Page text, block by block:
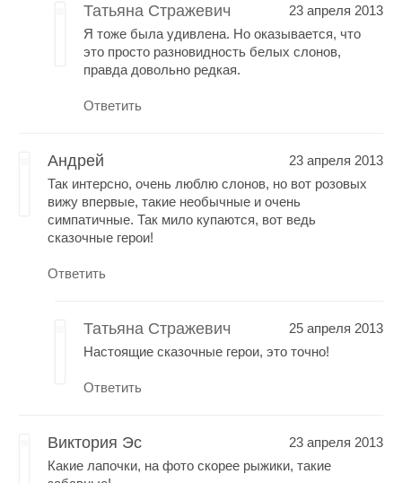
Татьяна Стражевич
23 апреля 2013
Я тоже была удивлена. Но оказывается, что
это просто разновидность белых слонов,
правда довольно редкая.
Ответить
Андрей
23 апреля 2013
Так интерсно, очень люблю слонов, но вот розовых
вижу впервые, такие необычные и очень
симпатичные. Так мило купаются, вот ведь
сказочные герои!
Ответить
Татьяна Стражевич
25 апреля 2013
Настоящие сказочные герои, это точно!
Ответить
Виктория Эс
23 апреля 2013
Какие лапочки, на фото скорее рыжики, такие